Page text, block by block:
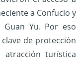
a Confucio y
Yu. Por eso
de protección
turística